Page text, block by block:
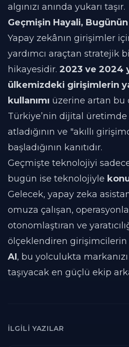
algınızı anında yukarı taşır.
Geçmişin Hayali, Bugünün
Yapay zekânın girişimler
yardımcı araçtan stratejik
hikayesidir. 2023 ve 2024
ülkemizdeki girişimlerin
kullanımı üzerine artan bu
Türkiye’nin dijital
atladığının ve "akıllı
başladığının kanıtıdır.
Geçmişte teknolojiyi
bugün ise teknolojiyle
Gelecek, yapay zeka
omuza çalışan,
otonomlaştıran ve
ölçeklendiren girişimcilerin
AI, bu yolculukta
taşıyacak en güçlü ekip
İLGILI YAZILAR